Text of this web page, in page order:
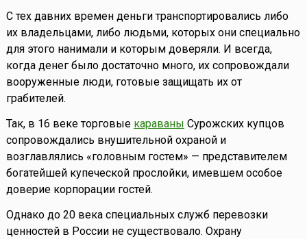
С тех давних времен деньги транспортировались либо
их владельцами, либо людьми, которых они специально
для этого нанимали и которым доверяли. И всегда,
когда денег было достаточно много, их сопровождали
вооруженные люди, готовые защищать их от
грабителей.
Так, в 16 веке торговые караваны Сурожских купцов
сопровождались внушительной охраной и
возглавлялись «головным гостем» — представителем
богатейшей купеческой прослойки, имевшем особое
доверие корпорации гостей.
Однако до 20 века специальных служб перевозки
ценностей в России не существовало. Охрану